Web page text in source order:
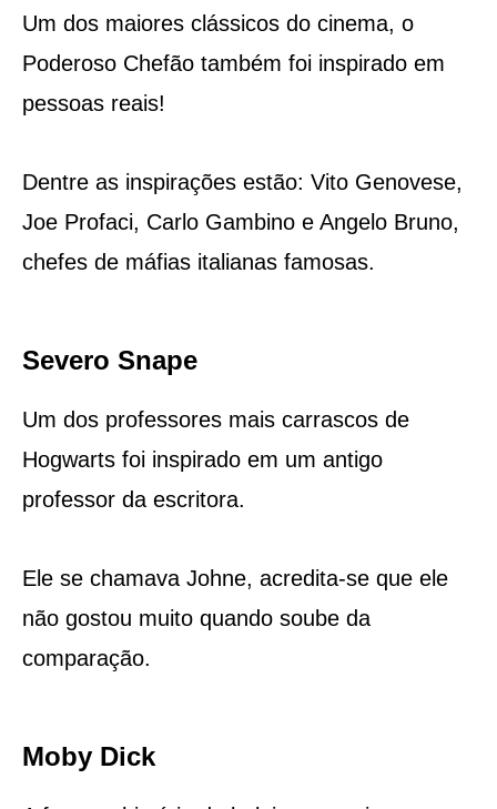
Um dos maiores clássicos do cinema, o
Poderoso Chefão também foi inspirado em
pessoas reais!
Dentre as inspirações estão: Vito Genovese,
Joe Profaci, Carlo Gambino e Angelo Bruno,
chefes de máfias italianas famosas.
Severo Snape
Um dos professores mais carrascos de
Hogwarts foi inspirado em um antigo
professor da escritora.
Ele se chamava Johne, acredita-se que ele
não gostou muito quando soube da
comparação.
Moby Dick